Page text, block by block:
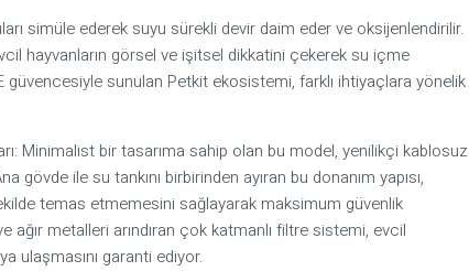
simüle ederek suyu sürekli devir daim eder ve oksijenlendirilir.
hayvanların görsel ve işitsel dikkatini çekerek su içme
güvencesiyle sunulan Petkit ekosistemi, farklı ihtiyaçlara yönelik
Minimalist bir tasarıma sahip olan bu model, yenilikçi kablosuz
gövde ile su tankını birbirinden ayıran bu donanım yapısı,
temas etmemesini sağlayarak maksimum güvenlik
metalleri arındıran çok katmanlı filtre sistemi, evcil
ulaşmasını garanti ediyor.